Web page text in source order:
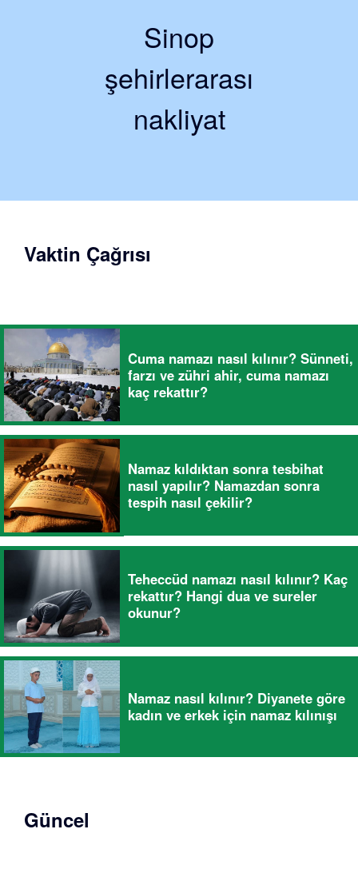
Sinop
şehirlerarası
nakliyat
Vaktin Çağrısı
Cuma namazı nasıl kılınır? Sünneti,
farzı ve zühri ahir, cuma namazı
kaç rekattır?
Namaz kıldıktan sonra tesbihat
nasıl yapılır? Namazdan sonra
tespih nasıl çekilir?
Teheccüd namazı nasıl kılınır? Kaç
rekattır? Hangi dua ve sureler
okunur?
Namaz nasıl kılınır? Diyanete göre
kadın ve erkek için namaz kılınışı
Güncel